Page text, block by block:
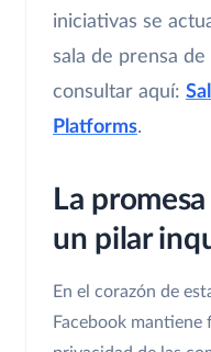
iniciativas se
sala de prensa
consultar aquí:
Platforms.
La
un pilar
En el corazón de
Facebook